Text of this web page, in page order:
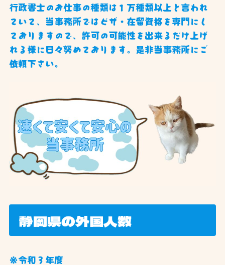
行政書士のお仕事の種類は１万種類以上と言われ
ていて、当事務所ではビザ・在留資格を専門にし
ておりますので、許可の可能性を出来るだけ上げ
れる様に日々努めております。是非当事務所にご
依頼下さい。
静岡県の外国人数
※令和３年度